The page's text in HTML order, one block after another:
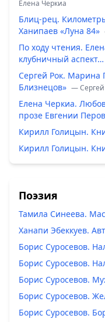
Елена Черкиа
Блиц-рец.
Ханипаев «Луна 84»
По ходу чтения.
клубничный аспект…
Сергей Рок. Марина
Близнецов» — Сергей
Елена Черкиа.
прозе Евгении
Кирилл Голицын.
Кирилл Голицын.
Поэзия
Тамила Синеева.
Ханапи Эбеккуев.
Борис Суросевов.
Борис Суросевов.
Борис Суросевов.
Борис Суросевов.
Борис Суросевов.